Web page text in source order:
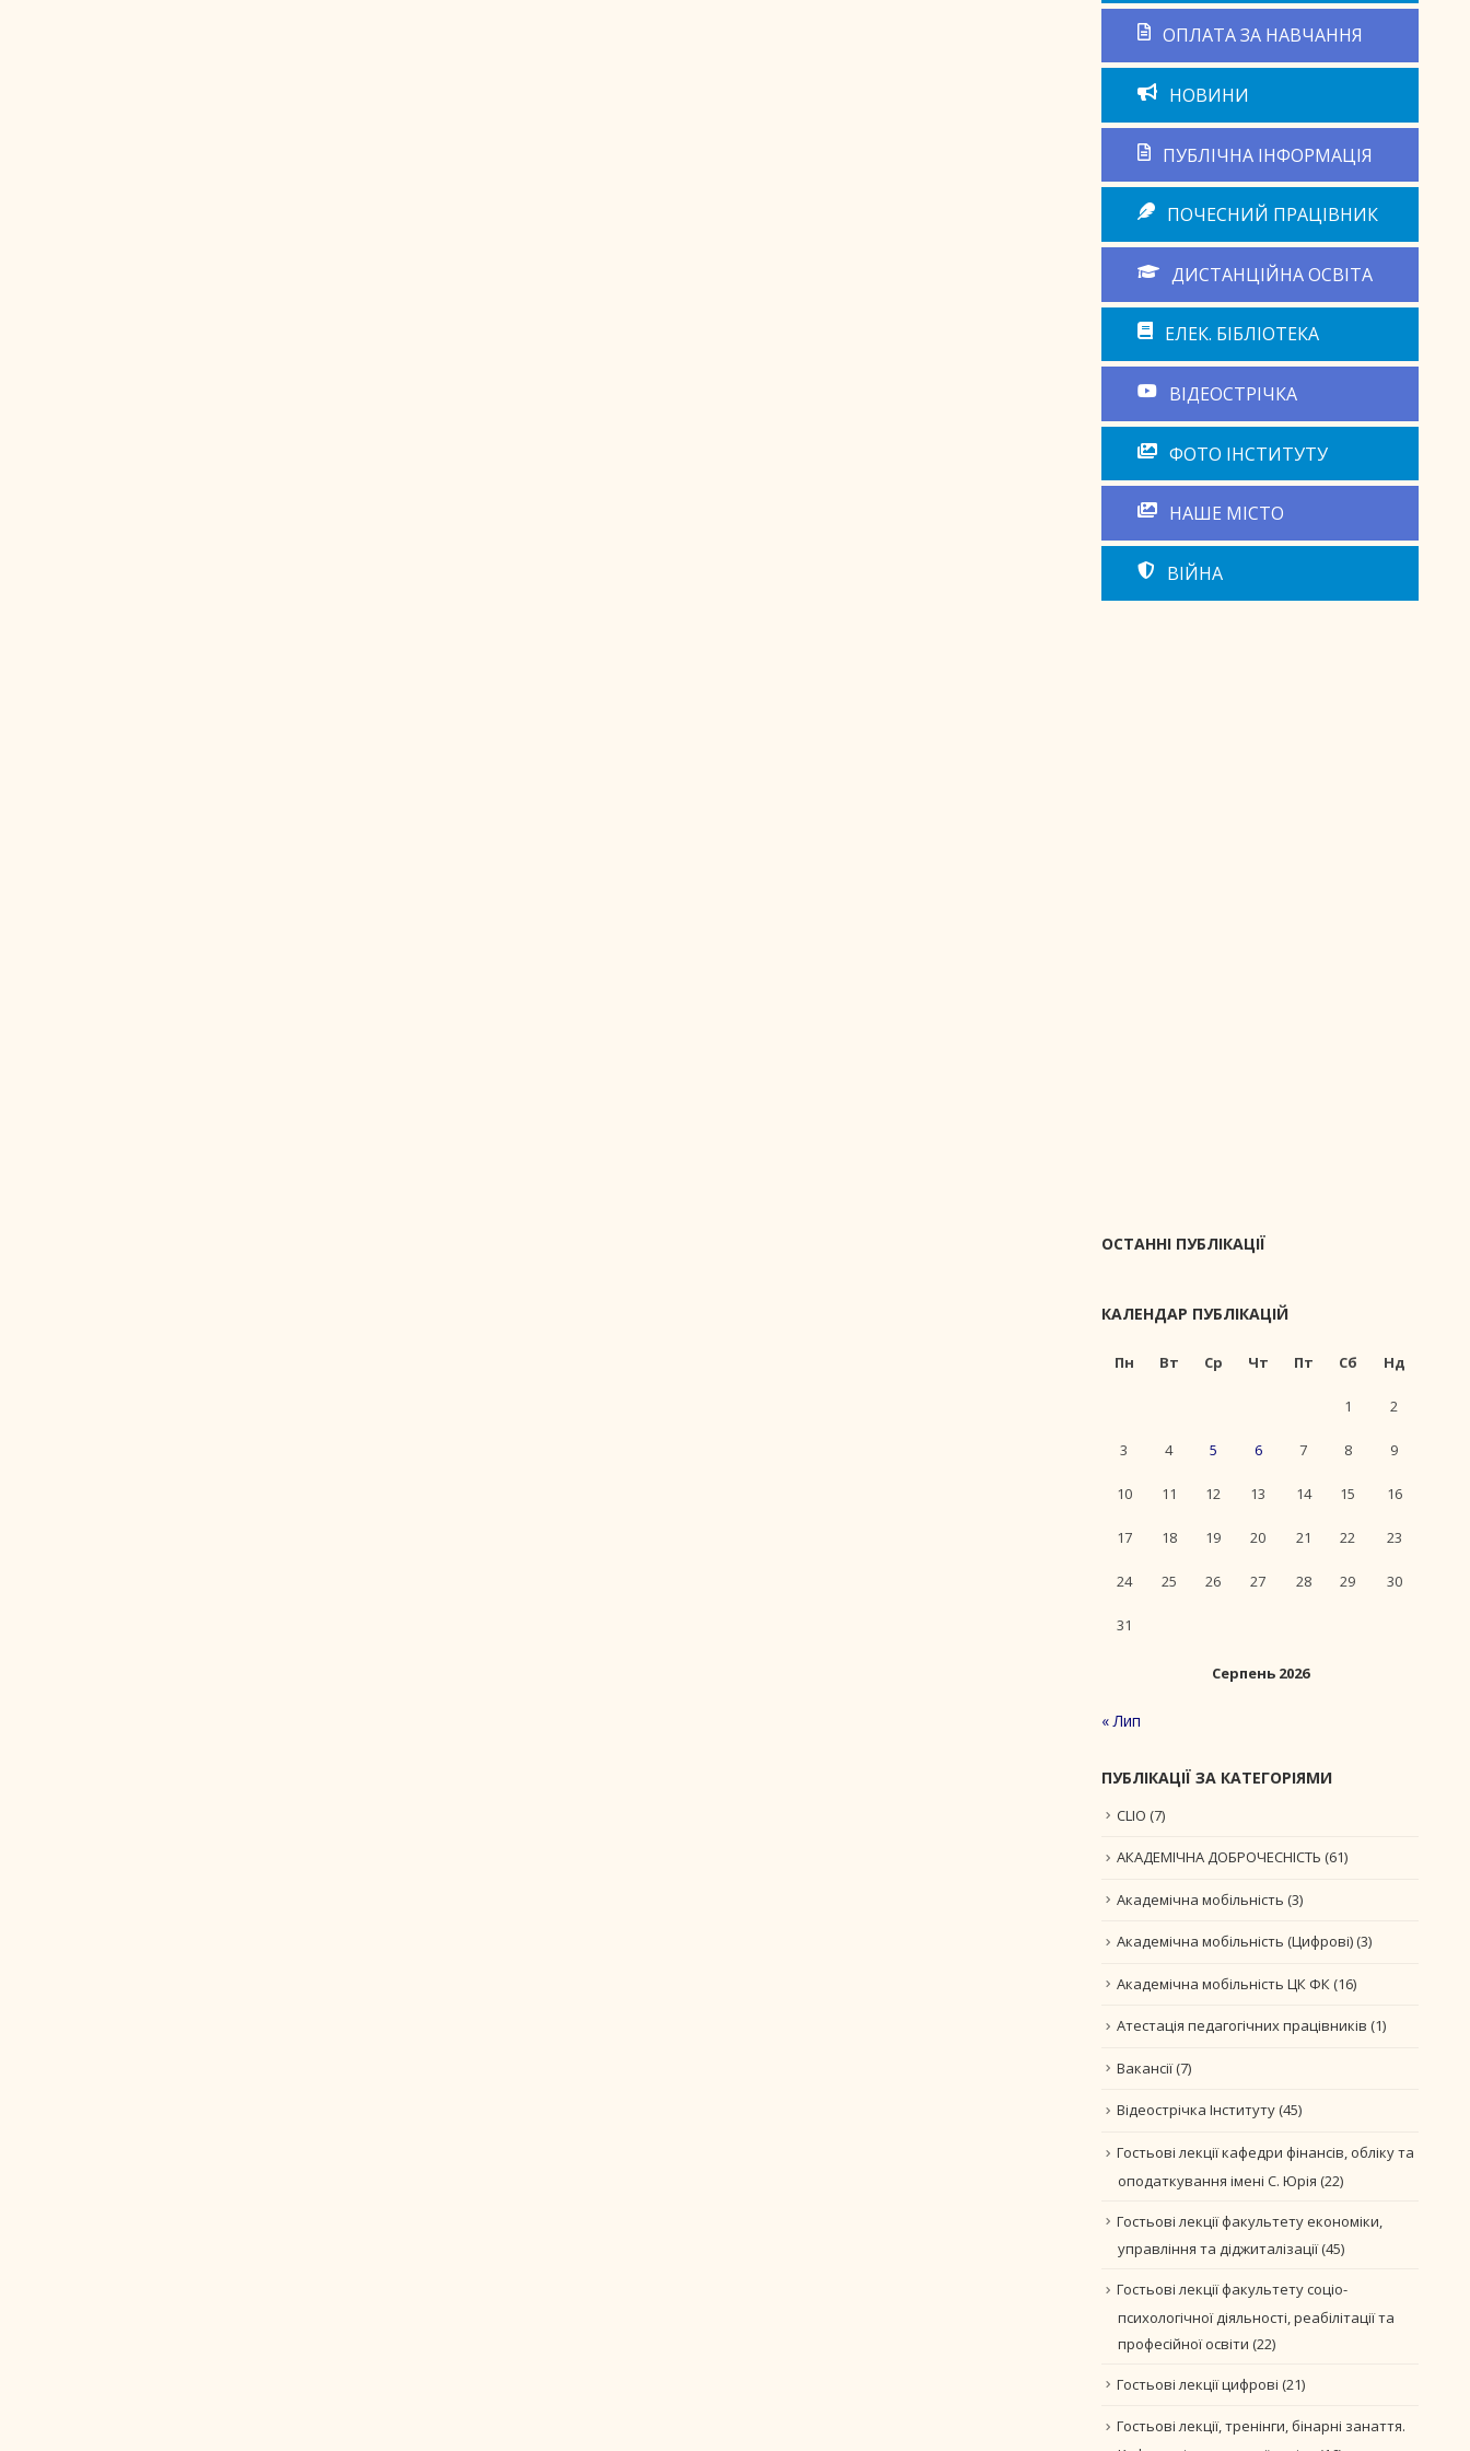
ОПЛАТА ЗА НАВЧАННЯ
НОВИНИ
ПУБЛІЧНА ІНФОРМАЦІЯ
ПОЧЕСНИЙ ПРАЦІВНИК
ДИСТАНЦІЙНА ОСВІТА
ЕЛЕК. БІБЛІОТЕКА
ВІДЕОСТРІЧКА
ФОТО ІНСТИТУТУ
НАШЕ МІСТО
ВІЙНА
ОСТАННІ ПУБЛІКАЦІЇ
КАЛЕНДАР ПУБЛІКАЦІЙ
Серпень 2026
Пн Вт Ср Чт Пт Сб Нд
1 2
3 4 5 6 7 8 9
10 11 12 13 14 15 16
17 18 19 20 21 22 23
24 25 26 27 28 29 30
31
« Лип
ПУБЛІКАЦІЇ ЗА КАТЕГОРІЯМИ
CLIO (7)
АКАДЕМІЧНА ДОБРОЧЕСНІСТЬ (61)
Академічна мобільність (3)
Академічна мобільність (Цифрові)(3)
Академічна мобільність ЦК ФК(16)
Атестація педагогічних працівників (1)
Вакансії(7)
Відеострічка Інституту(45)
Гостьові лекції кафедри фінансів, обліку та
оподаткування імені С. Юрія (22)
Гостьові лекції факультету економіки,
управління та діджиталізації(45)
Гостьові лекції факультету соціо-
психологічної діяльності, реабілітації та
професійної освіти (22)
Гостьові лекції цифрові (21)
Гостьові лекції, тренінги, бінарні занаття.